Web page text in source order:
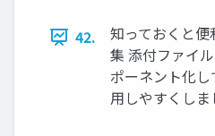
42.
知っておくと
集 添付ファイ
ポーネント化
用しやすくし